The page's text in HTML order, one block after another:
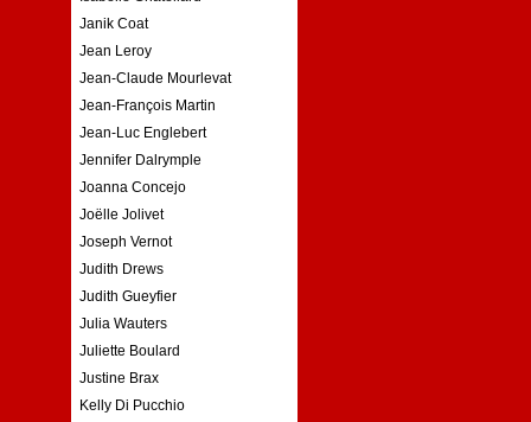
Janik Coat
Jean Leroy
Jean-Claude Mourlevat
Jean-François Martin
Jean-Luc Englebert
Jennifer Dalrymple
Joanna Concejo
Joëlle Jolivet
Joseph Vernot
Judith Drews
Judith Gueyfier
Julia Wauters
Juliette Boulard
Justine Brax
Kelly Di Pucchio